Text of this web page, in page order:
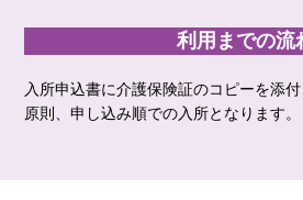
利用までの流
入所申込書に介護保険証のコピーを添付
原則、申し込み順での入所となります。